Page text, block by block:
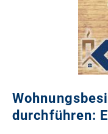
durchführen: